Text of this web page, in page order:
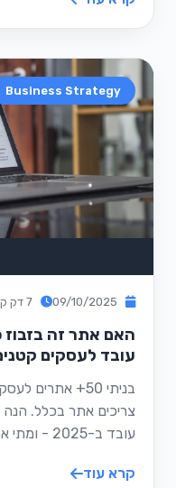
Business Strategy
עובד לעסקים
בניתי 50+
צריכים אתר בכלל.
עובד ב-2025 - ומתי אתר זה פשוט בזבוז כסף.
קרא עוד